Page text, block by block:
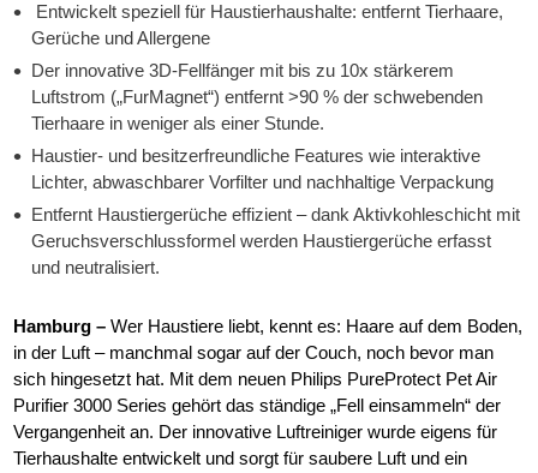
Entwickelt speziell für Haustierhaushalte: entfernt Tierhaare,
Gerüche und Allergene
Der innovative 3D-Fellfänger mit bis zu 10x stärkerem
Luftstrom („FurMagnet“) entfernt >90 % der schwebenden
Tierhaare in weniger als einer Stunde.
Haustier- und besitzerfreundliche Features wie interaktive
Lichter, abwaschbarer Vorfilter und nachhaltige Verpackung
Entfernt Haustiergerüche effizient – dank Aktivkohleschicht mit
Geruchsverschlussformel werden Haustiergerüche erfasst
und neutralisiert.
Hamburg –Wer Haustiere liebt, kennt es: Haare auf dem Boden,
in der Luft – manchmal sogar auf der Couch, noch bevor man
sich hingesetzt hat. Mit dem neuen Philips PureProtect Pet Air
Purifier 3000 Series gehört das ständige „Fell einsammeln“ der
Vergangenheit an. Der innovative Luftreiniger wurde eigens für
Tierhaushalte entwickelt und sorgt für saubere Luft und ein